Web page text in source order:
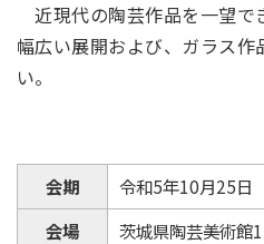
近現代の陶芸作品を一望で
幅広い展開および、ガラス
い。
会期
令和5年10月25日
会場
茨城県陶芸美術館